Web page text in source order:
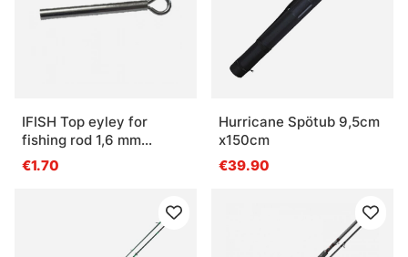
IFISH Top eyley for
fishing rod 1,6 mm
(Spirit)
€1.70
Hurricane Spötub 9,5cm
x150cm
€39.90